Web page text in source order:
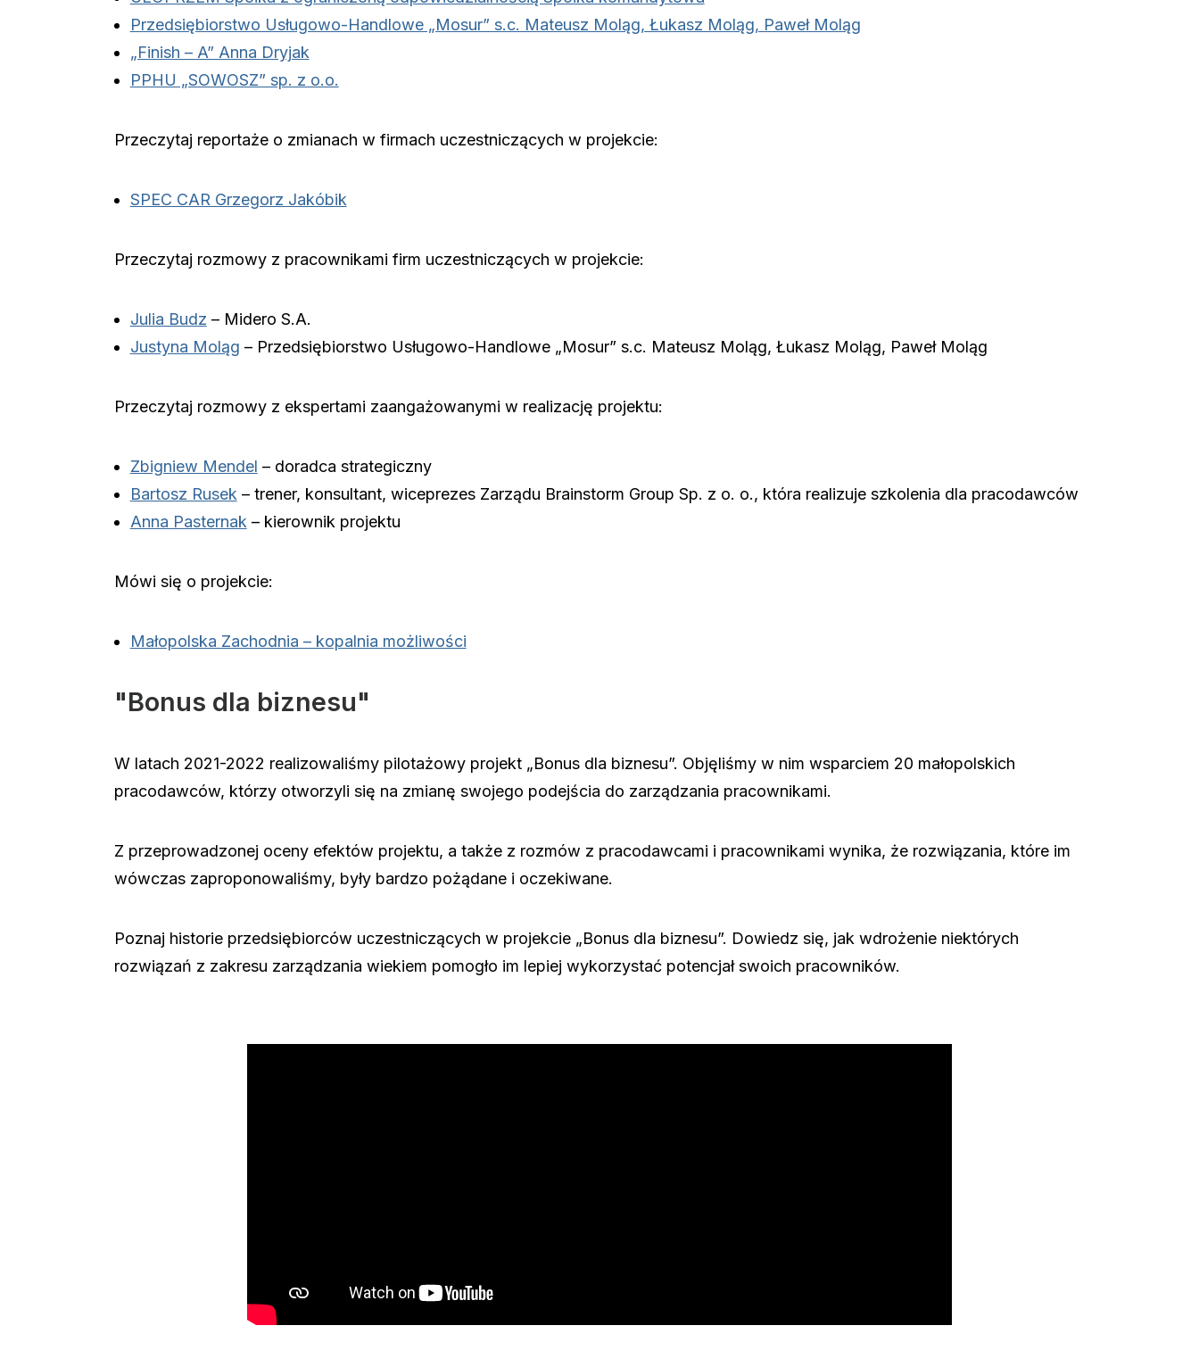
Przedsiębiorstwo Usługowo-Handlowe „Mosur” s.c. Mateusz Moląg, Łukasz Moląg, Paweł Moląg
„Finish – A” Anna Dryjak
PPHU „SOWOSZ” sp. z o.o.
Przeczytaj reportaże o zmianach w firmach uczestniczących w projekcie:
SPEC CAR Grzegorz Jakóbik
Przeczytaj rozmowy z pracownikami firm uczestniczących w projekcie:
Julia Budz – Midero S.A.
Justyna Moląg – Przedsiębiorstwo Usługowo-Handlowe „Mosur” s.c. Mateusz Moląg, Łukasz Moląg, Paweł Moląg
Przeczytaj rozmowy z ekspertami zaangażowanymi w realizację projektu:
Zbigniew Mendel – doradca strategiczny
Bartosz Rusek – trener, konsultant, wiceprezes Zarządu Brainstorm Group Sp. z o. o., która realizuje szkolenia dla pracodawców
Anna Pasternak – kierownik projektu
Mówi się o projekcie:
Małopolska Zachodnia – kopalnia możliwości
"Bonus dla biznesu"
W latach 2021-2022 realizowaliśmy pilotażowy projekt „Bonus dla biznesu”. Objęliśmy w nim wsparciem 20 małopolskich
pracodawców, którzy otworzyli się na zmianę swojego podejścia do zarządzania pracownikami.
Z przeprowadzonej oceny efektów projektu, a także z rozmów z pracodawcami i pracownikami wynika, że rozwiązania, które im
wówczas zaproponowaliśmy, były bardzo pożądane i oczekiwane.
Poznaj historie przedsiębiorców uczestniczących w projekcie „Bonus dla biznesu”. Dowiedz się, jak wdrożenie niektórych
rozwiązań z zakresu zarządzania wiekiem pomogło im lepiej wykorzystać potencjał swoich pracowników.